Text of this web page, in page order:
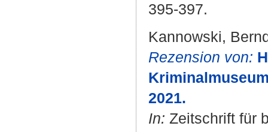
395-397.
Kannowski,
Rezension von:
2021.
In: Zeitschrift für